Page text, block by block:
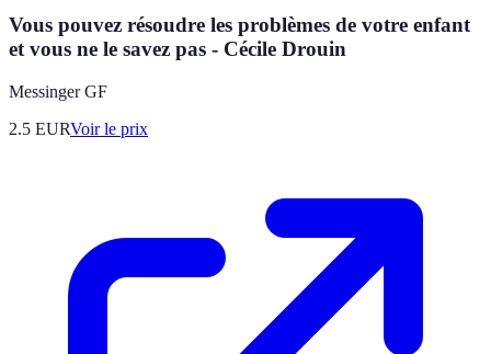
Vous pouvez résoudre les problèmes de votre enfant
et vous ne le savez pas - Cécile Drouin
Messinger GF
2.5 EURVoir le prix